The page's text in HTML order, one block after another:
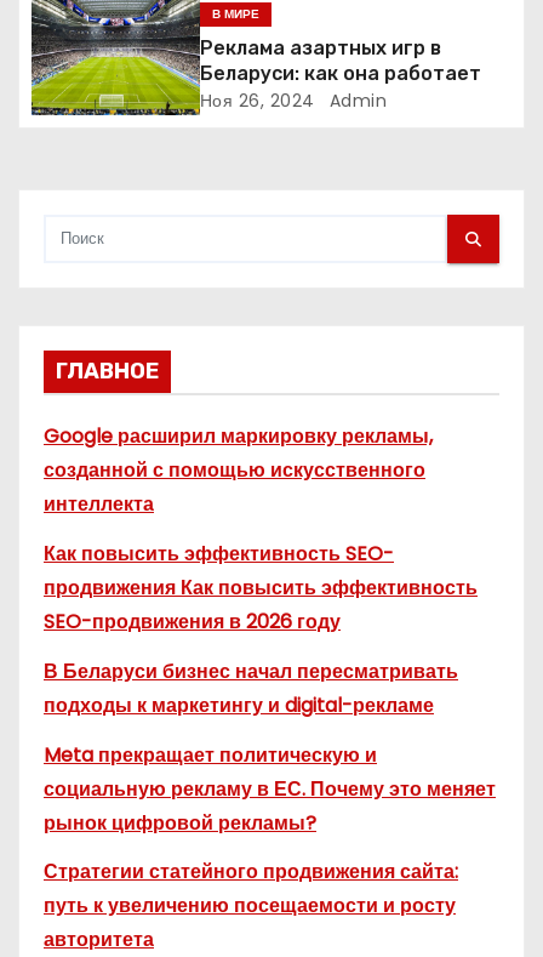
п
и
рекламы?
В МИРЕ
Реклама азартных игр в
Беларуси: как она работает
Ноя 26, 2024 Admin
ГЛАВНОЕ
Google расширил маркировку рекламы,
созданной с помощью искусственного
интеллекта
Как повысить эффективность SEO-
продвижения Как повысить эффективность
SEO-продвижения в 2026 году
В Беларуси бизнес начал пересматривать
подходы к маркетингу и digital-рекламе
Meta прекращает политическую и
социальную рекламу в ЕС. Почему это меняет
рынок цифровой рекламы?
Стратегии статейного продвижения сайта:
путь к увеличению посещаемости и росту
авторитета